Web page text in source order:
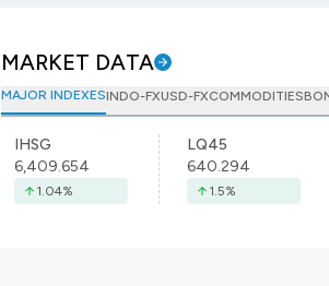
MARKET DATA
MAJOR INDEXESINDO-FXUSD-FXCOMMODITIES
IHSG
6,409.654
1.04%
LQ45
640.294
1.5%